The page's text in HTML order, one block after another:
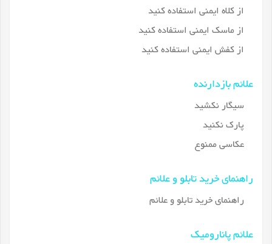
از کلاه ایمنی استفاده کنید
از ماسک ایمنی استفاده کنید
از کفش ایمنی استفاده کنید
علائم بازدارنده
سیگار نکشید
پارک نکنید
عکاسی ممنوع
راهنمای خرید تابلو و علائم
راهنمای خرید تابلو و علائم
علائم پانارومیک